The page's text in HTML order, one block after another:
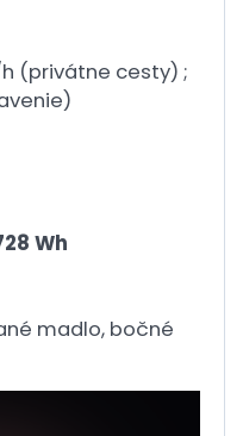
h (privátne cesty) ;
Wh
madlo, bočné